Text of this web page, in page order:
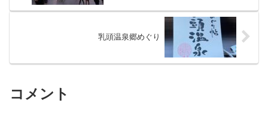
乳頭温泉郷めぐり
コメント